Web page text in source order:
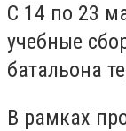
С 14 по 23
учебные
батальона
В рамках